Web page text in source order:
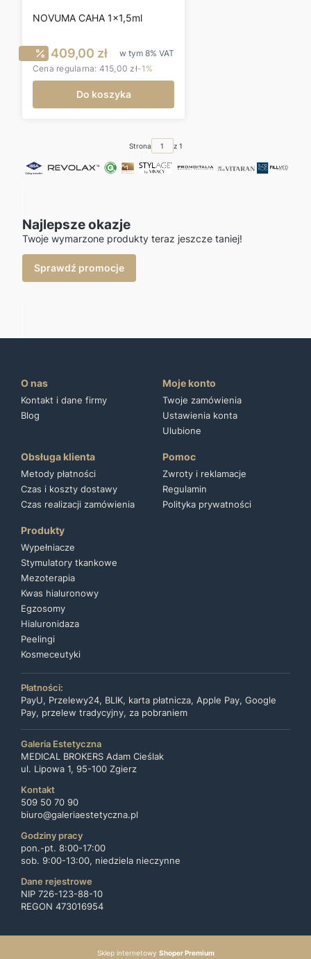
NOVUMA CAHA 1x1,5ml
Cena promocyjna brutto
409,00 zł w tym 8% VAT
Cena regularna: 415,00 zł-1%
Do koszyka
Strona z 1
Najlepsze okazje
Twoje wymarzone produkty teraz jeszcze taniej!
Sprawdź promocje
O nas
Kontakt i dane firmy
Blog
Moje konto
Twoje zamówienia
Ustawienia konta
Ulubione
Obsługa klienta
Metody płatności
Czas i koszty dostawy
Czas realizacji zamówienia
Pomoc
Zwroty i reklamacje
Regulamin
Polityka prywatności
Produkty
Wypełniacze
Stymulatory tkankowe
Mezoterapia
Kwas hialuronowy
Egzosomy
Hialuronidaza
Peelingi
Kosmeceutyki
Płatności:
PayU, Przelewy24, BLIK, karta płatnicza, Apple Pay, Google
Pay, przelew tradycyjny, za pobraniem
Galeria Estetyczna
MEDICAL BROKERS Adam Cieślak
ul. Lipowa 1, 95-100 Zgierz
Kontakt
509 50 70 90
biuro@galeriaestetyczna.pl
Godziny pracy
pon.-pt. 8:00-17:00
sob. 9:00-13:00, niedziela nieczynne
Dane rejestrowe
NIP 726-123-88-10
REGON 473016954
Sklep internetowy Shoper Premium